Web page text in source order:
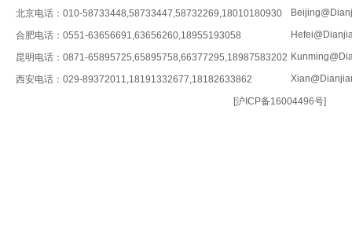
北京电话：010-58733448,58733447,58732269,18010180930
合肥电话：0551-63656691,63656260,18955193058
昆明电话：0871-65895725,65895758,66377295,18987583202
西安电话：029-89372011,18191332677,18182633862
[沪ICP备16004496号]